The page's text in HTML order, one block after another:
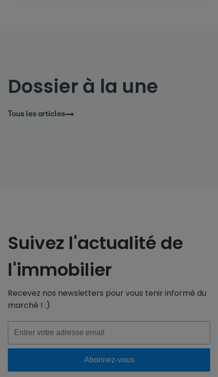
Dossier à la une
Tous les articles
Suivez l'actualité de
l'immobilier
Recevez nos newsletters pour vous tenir informé du
marché ! :)